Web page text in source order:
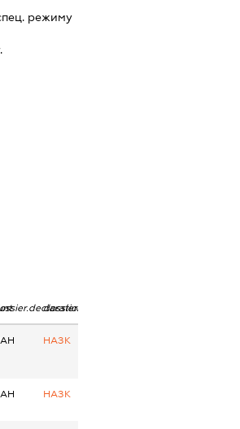
режиму
dossier.declarations.source
НАЗК
НАЗК